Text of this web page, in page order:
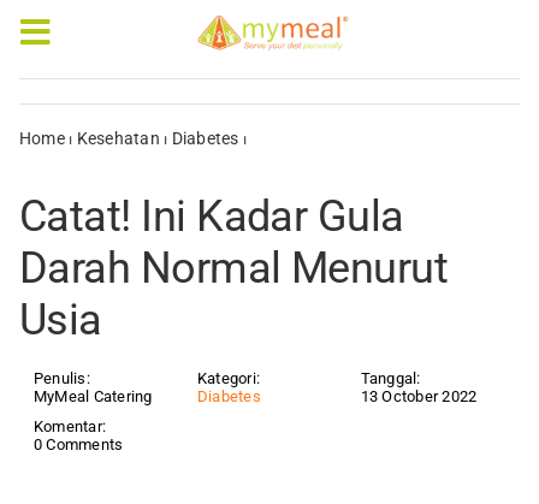
Toggle
Navigation
Caterings
Rewards
Company Profile
Home⏐ Kesehatan ⏐ Diabetes ⏐
Catat! Ini Kadar Gula
Darah Normal Menurut
Usia
Penulis:
MyMeal Catering
Kategori:
Diabetes
Tanggal:
13 October 2022
Komentar:
0 Comments